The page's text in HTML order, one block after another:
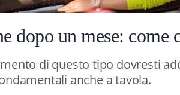
dopo un mese: come
di questo tipo dovresti
anche a tavola.